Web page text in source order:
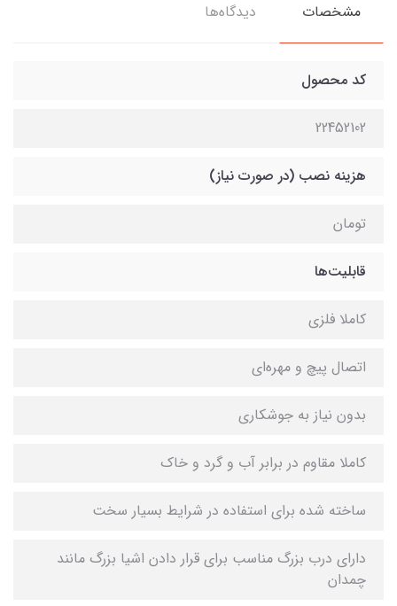
مشخصات دیدگاه‌ها
کد محصول
22452102
هزینه نصب (در صورت نیاز)
تومان
قابلیت‌ها
کاملا فلزی
اتصال پیچ و مهره‌ای
بدون نیاز به جوشکاری
کاملا مقاوم در برابر آب و گرد و خاک
ساخته شده برای استفاده در شرایط بسیار سخت
دارای درب بزرگ مناسب برای قرار دادن اشیا بزرگ مانند
چمدان